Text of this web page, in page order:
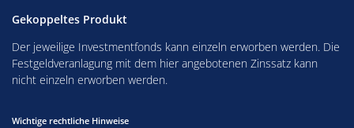
Gekoppeltes Produkt
Der jeweilige Investmentfonds kann einzeln erworben werden. Die
Festgeldveranlagung mit dem hier angebotenen Zinssatz kann
nicht einzeln erworben werden.
Wichtige rechtliche Hinweise